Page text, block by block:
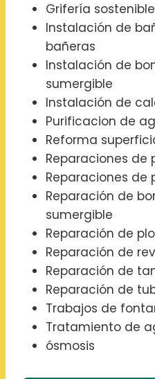
Grifería sostenible
Instalación de
bañeras
Instalación de
sumergible
Instalación de
Purificacion de
Reforma
Reparaciones de
Reparaciones de
Reparación de
sumergible
Reparación de
Reparación de
Reparación de
Reparación de
Trabajos de
Tratamiento de
ósmosis